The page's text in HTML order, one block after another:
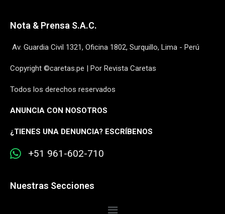
Nota & Prensa S.A.C.
Av. Guardia Civil 1321, Oficina 1802, Surquillo, Lima - Perú
Copyright ©caretas.pe | Por Revista Caretas
Todos los derechos reservados
ANUNCIA CON NOSOTROS
¿TIENES UNA DENUNCIA? ESCRÍBENOS
+51 961-602-710
Nuestras Secciones